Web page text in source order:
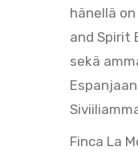
hänellä
and Spirit
sekä
Finca La